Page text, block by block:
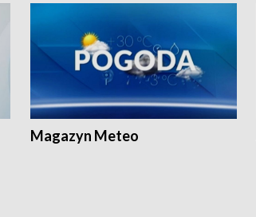
Magazyn Meteo